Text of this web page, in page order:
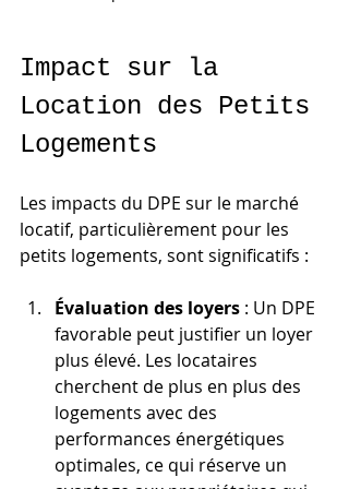
Impact sur la
Location des Petits
Logements
Les impacts du DPE sur le marché
locatif, particulièrement pour les
petits logements, sont significatifs :
Évaluation des loyers : Un DPE
favorable peut justifier un loyer
plus élevé. Les locataires
cherchent de plus en plus des
logements avec des
performances énergétiques
optimales, ce qui réserve un